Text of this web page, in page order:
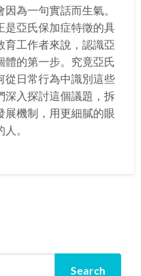
為一句實話而生氣。
是亞氏保加症特徵的具
育工作者來說，認識亞
體的第一步。究竟亞氏
從日常行為中識別這些
深入探討這個議題，拆
展機制，用更細膩的眼
。